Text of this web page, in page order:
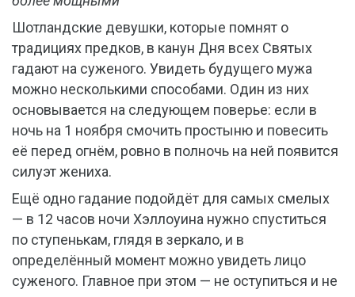
Шотландские девушки, которые помнят о
традициях предков, в канун Дня всех Святых
гадают на суженого. Увидеть будущего мужа
можно несколькими способами. Один из них
основывается на следующем поверье: если в
ночь на 1 ноября смочить простыню и повесить
её перед огнём, ровно в полночь на ней появится
силуэт жениха.
Ещё одно гадание подойдёт для самых смелых
— в 12 часов ночи Хэллоуина нужно спуститься
по ступенькам, глядя в зеркало, и в
определённый момент можно увидеть лицо
суженого. Главное при этом — не оступиться и не